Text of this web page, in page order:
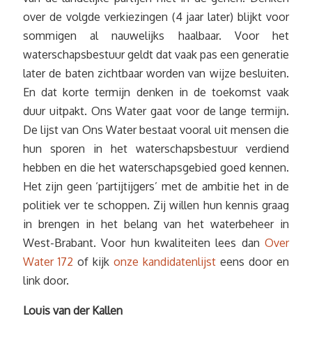
over de volgde verkiezingen (4 jaar later) blijkt voor
sommigen al nauwelijks haalbaar. Voor het
waterschapsbestuur geldt dat vaak pas een generatie
later de baten zichtbaar worden van wijze besluiten.
En dat korte termijn denken in de toekomst vaak
duur uitpakt. Ons Water gaat voor de lange termijn.
De lijst van Ons Water bestaat vooral uit mensen die
hun sporen in het waterschapsbestuur verdiend
hebben en die het waterschapsgebied goed kennen.
Het zijn geen ‘partijtijgers’ met de ambitie het in de
politiek ver te schoppen. Zij willen hun kennis graag
in brengen in het belang van het waterbeheer in
West-Brabant. Voor hun kwaliteiten lees dan Over
Water 172 of kijk onze kandidatenlijst eens door en
link door.
Louis van der Kallen